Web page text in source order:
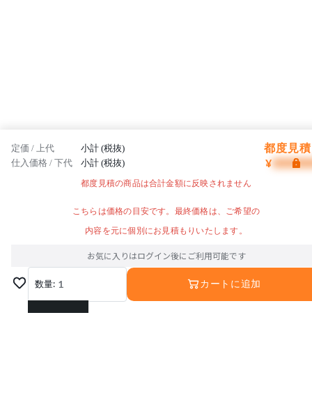
定価 / 上代 小計 (税抜) 都度見
仕入価格 / 下代 小計 (税抜) ¥
都度見積の商品は合計金額に反映されません
こちらは価格の目安です。最終価格は、ご希望の
内容を元に個別にお見積もりいたします。
お気に入りはログイン後にご利用可能です
数量: 1
1
カートに追加